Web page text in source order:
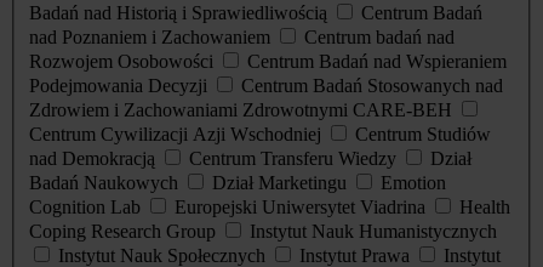
Badań nad Historią i Sprawiedliwością
Centrum Badań
nad Poznaniem i Zachowaniem
Centrum badań nad
Rozwojem Osobowości
Centrum Badań nad Wspieraniem
Podejmowania Decyzji
Centrum Badań Stosowanych nad
Zdrowiem i Zachowaniami Zdrowotnymi CARE-BEH
Centrum Cywilizacji Azji Wschodniej
Centrum Studiów
nad Demokracją
Centrum Transferu Wiedzy
Dział
Badań Naukowych
Dział Marketingu
Emotion
Cognition Lab
Europejski Uniwersytet Viadrina
Health
Coping Research Group
Instytut Nauk Humanistycznych
Instytut Nauk Społecznych
Instytut Prawa
Instytut